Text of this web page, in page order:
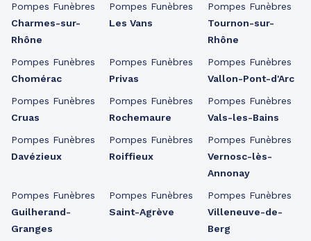
Pompes Funèbres
Charmes-sur-
Rhône
Pompes Funèbres
Chomérac
Pompes Funèbres
Cruas
Pompes Funèbres
Davézieux
Pompes Funèbres
Guilherand-
Granges
Pompes Funèbres
Les Vans
Pompes Funèbres
Privas
Pompes Funèbres
Rochemaure
Pompes Funèbres
Roiffieux
Pompes Funèbres
Saint-Agrève
Pompes Funèbres
Tournon-sur-
Rhône
Pompes Funèbres
Vallon-Pont-d'Arc
Pompes Funèbres
Vals-les-Bains
Pompes Funèbres
Vernosc-lès-
Annonay
Pompes Funèbres
Villeneuve-de-
Berg